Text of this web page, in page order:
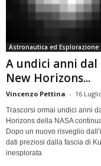
Astronautica ed Esplorazione
A undici anni
New Horizons...
Vincenzo Pettina - 16
Trascorsi ormai undici anni
Horizons della NASA
Dopo un nuovo risveglio
dati preziosi dalla fascia di
inesplorata